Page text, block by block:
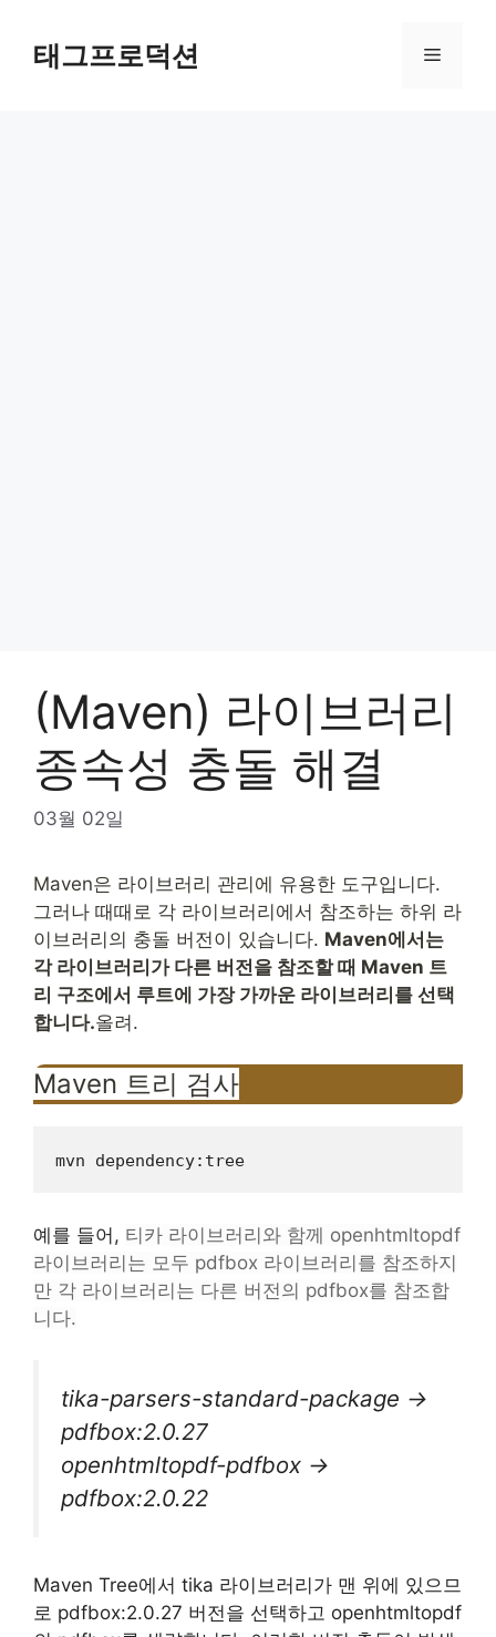
content태그프로덕션 Menu
(Maven) 라이브러리
종속성 충돌 해결
03월 02일
Maven은 라이브러리 관리에 유용한 도구입니다.
그러나 때때로 각 라이브러리에서 참조하는 하위 라
이브러리의 충돌 버전이 있습니다. Maven에서는
각 라이브러리가 다른 버전을 참조할 때 Maven 트
리 구조에서 루트에 가장 가까운 라이브러리를 선택
합니다.올려.
Maven 트리 검사
mvn dependency:tree
예를 들어, 티카 라이브러리와 함께 openhtmltopdf
라이브러리는 모두 pdfbox 라이브러리를 참조하지
만 각 라이브러리는 다른 버전의 pdfbox를 참조합
니다.
tika-parsers-standard-package ->
pdfbox:2.0.27
openhtmltopdf-pdfbox ->
pdfbox:2.0.22
Maven Tree에서 tika 라이브러리가 맨 위에 있으므
로 pdfbox:2.0.27 버전을 선택하고 openhtmltopdf